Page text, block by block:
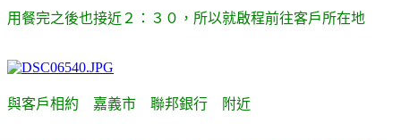
用餐完之後也接近２：３０，所以就啟程前往客戶所在地
與客戶相約 嘉義市 聯邦銀行 附近